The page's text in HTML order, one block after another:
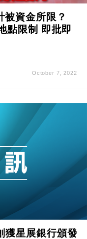
被資金所限？
點限制 即批即
October 7, 2022
獲星展銀行頒發